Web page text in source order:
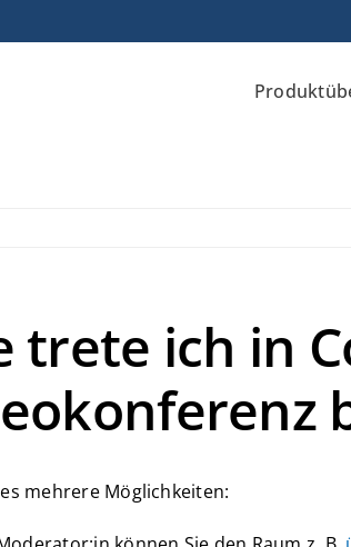
trete ich in
mehrere Möglichkeiten: